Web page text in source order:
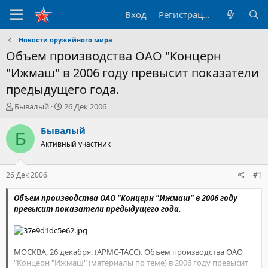
Вход Регистрация
Новости оружейного мира
Объем производства ОАО "Концерн
"Ижмаш" в 2006 году превысит показатели
предыдущего года.
А
т
о
р
е
м
ы
Бывалый
Д
т
н
л
а
26 Дек 2006
Б Бывалый
Активный участник
26 Дек 2006 #1
Объем производства ОАО "Концерн "Ижмаш" в 2006 году
превысит показатели предыдущего года.
МОСКВА, 26 декабря. (АРМС-ТАСС). Объем производства ОАО
"Концерн "Ижмаш" (материалы по теме) в 2006 году превысит